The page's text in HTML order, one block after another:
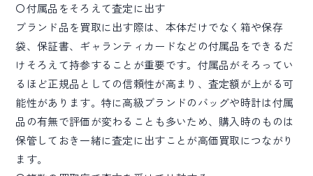
〇付属品をそろえて査定に出す
ブランド品を買取に出す際は、本体だけでなく箱や保存
袋、保証書、ギャランティカードなどの付属品をできるだ
けそろえて持参することが重要です。付属品がそろってい
るほど正規品としての信頼性が高まり、査定額が上がる可
能性があります。特に高級ブランドのバッグや時計は付属
品の有無で評価が変わることも多いため、購入時のものは
保管しておき一緒に査定に出すことが高価買取につながり
ます。